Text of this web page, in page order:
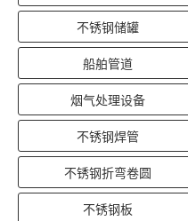
不锈钢储罐
船舶管道
烟气处理设备
不锈钢焊管
不锈钢折弯卷圆
不锈钢板